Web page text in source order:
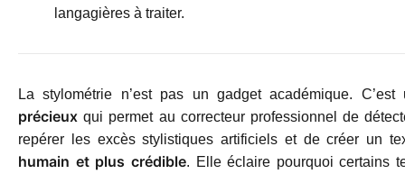
langagières à traiter.
La stylométrie n’est pas un gadget académique. C’est
précieux qui permet au correcteur professionnel de
repérer les excès stylistiques artificiels et de créer un
humain et plus crédible. Elle éclaire pourquoi certains